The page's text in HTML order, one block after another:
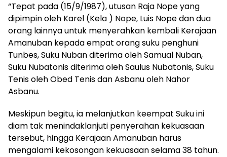
“Tepat pada (15/9/1987), utusan Raja Nope yang
dipimpin oleh Karel (Kela ) Nope, Luis Nope dan dua
orang lainnya untuk menyerahkan kembali Kerajaan
Amanuban kepada empat orang suku penghuni
Tunbes, Suku Nuban diterima oleh Samual Nuban,
Suku Nubatonis diterima oleh Saulus Nubatonis, Suku
Tenis oleh Obed Tenis dan Asbanu oleh Nahor
Asbanu.
Meskipun begitu, ia melanjutkan keempat Suku ini
diam tak menindaklanjuti penyerahan kekuasaan
tersebut, hingga Kerajaan Amanuban harus
mengalami kekosongan kekuasaan selama 38 tahun.